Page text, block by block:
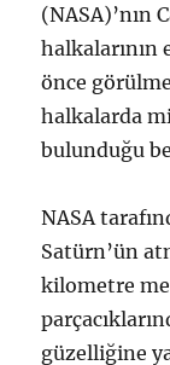
(NASA)’nın
halkalarının
önce
halkalarda
bulunduğu
NASA
Satürn’ün
kilometre
güzelliğine